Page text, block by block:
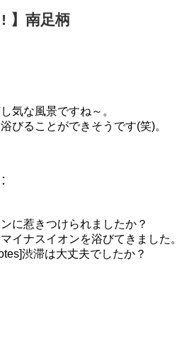
】南足柄
気な風景ですね～。
びることができそうです(笑)。
に惹きつけられましたか？
イナスイオンを浴びてきました。
渋滞は大丈夫でしたか？